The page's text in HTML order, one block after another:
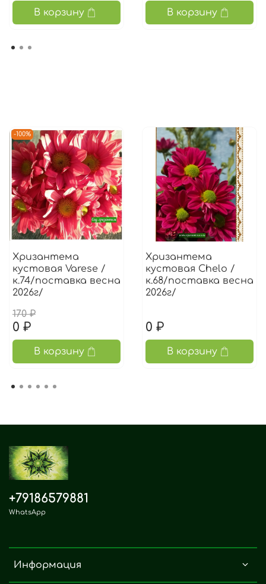
В корзину В корзину
-100%
Хризантема
кустовая Varese /
к.74/поставка весна
2026г/
170 ₽
0 ₽
В корзину
Хризантема
кустовая Chelo /
к.68/поставка весна
2026г/
0 ₽
В корзину
Информация
+79186579881
WhatsApp